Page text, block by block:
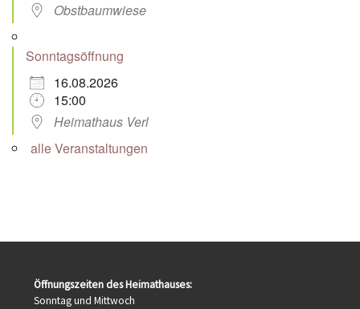
Obstbaumwiese
Sonntagsöffnung
16.08.2026
15:00
Heimathaus Verl
alle Veranstaltungen
Öffnungszeiten des Heimathauses:
Sonntag und Mittwoch